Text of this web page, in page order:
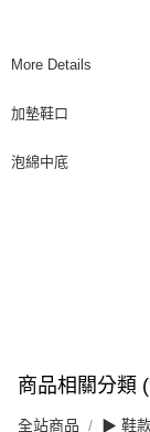
More Details
加墊鞋口
泡綿中底
商品相關分類
全站商品 ▶ 鞋